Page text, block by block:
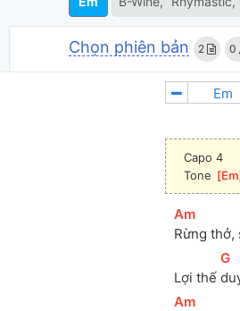
Chọn phiên bản 2 0
Capo 4
Tone [Em
[
Am
Rừng thở,
Lợi thế
[
G
[
Am